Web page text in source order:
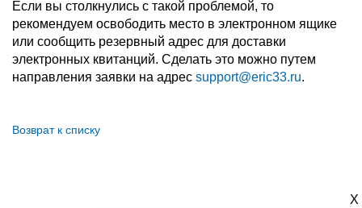
X
Если вы столкнулись с такой проблемой, то
рекомендуем освободить место в электронном ящике
или сообщить резервный адрес для доставки
электронных квитанций. Сделать это можно путем
направления заявки на адрес support@eric33.ru.
Возврат к списку